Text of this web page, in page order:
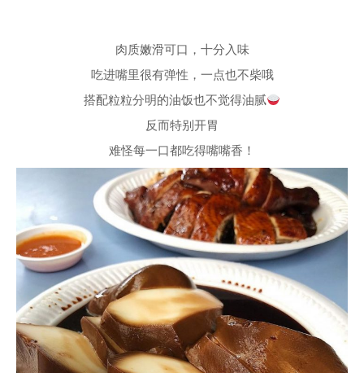
肉质嫩滑可口，十分入味
吃进嘴里很有弹性，一点也不柴哦
搭配粒粒分明的油饭也不觉得油腻
反而特别开胃
难怪每一口都吃得嘴嘴香！